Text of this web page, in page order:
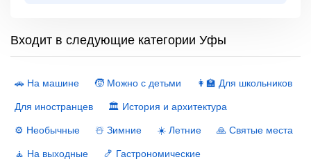
Входит в следующие категории Уфы
🚗 На машине 🧒 Можно с детьми
👩‍🏫 Для школьников
Для иностранцев
🏛 История и архитектура
⚙️ Необычные
☃️ Зимние ☀️ Летние
🙏 Святые места
🧘 На выходные
🍤 Гастрономические